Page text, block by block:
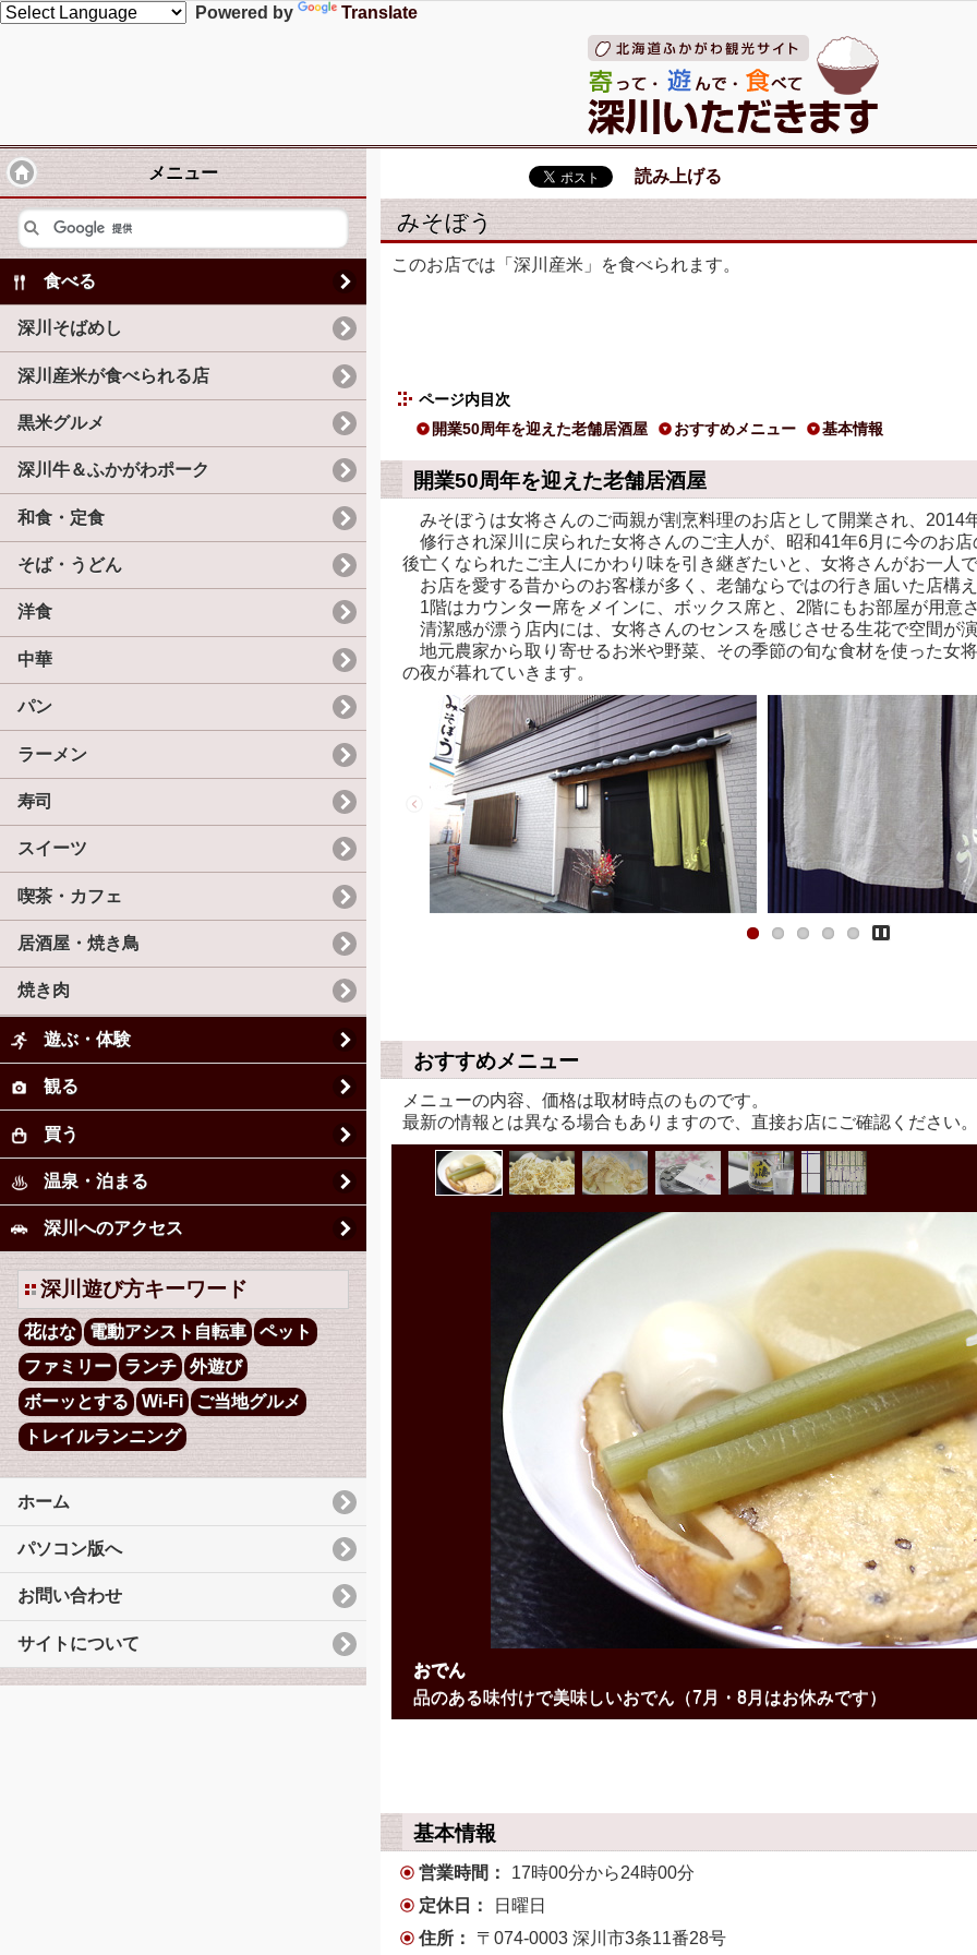
Powered by Translate
読み上げる
みそぼう
このお店では「深川産米」を食べられます。
ページ内目次
開業50周年を迎えた老舗居酒屋
おすすめメニュー 基本情報
開業50周年を迎えた老舗居酒屋
みそぼうは女将さんのご両親が割烹料理のお店として開業され、2014
修行され深川に戻られた女将さんのご主人が、昭和41年6月に今のお
後亡くなられたご主人にかわり味を引き継ぎたいと、女将さんがお一人
お店を愛する昔からのお客様が多く、老舗ならではの行き届いた店構
1階はカウンター席をメインに、ボックス席と、2階にもお部屋が用意
清潔感が漂う店内には、女将さんのセンスを感じさせる生花で空間が
地元農家から取り寄せるお米や野菜、その季節の旬な食材を使った女
の夜が暮れていきます。
おすすめメニュー
メニューの内容、価格は取材時点のものです。
最新の情報とは異なる場合もありますので、直接お店にご確認ください
おでん
品のある味付けで美味しいおでん（7月・8月はお休みです）
基本情報
営業時間：
17時00分から24時00分
定休日：
日曜日
住所：
〒074-0003 深川市3条11番28号
メニュー
食べる
深川そばめし
深川産米が食べられる店
黒米グルメ
深川牛＆ふかがわポーク
和食・定食
そば・うどん
洋食
中華
パン
ラーメン
寿司
スイーツ
喫茶・カフェ
居酒屋・焼き鳥
焼き肉
遊ぶ・体験
観る
買う
温泉・泊まる
深川へのアクセス
深川遊び方キーワード
花はな 電動アシスト自転車
ペット
ファミリー
ランチ
外遊び
ボーッとする
Wi-Fi
ご当地グルメ
トレイルランニング
ホーム
パソコン版へ
お問い合わせ
サイトについて